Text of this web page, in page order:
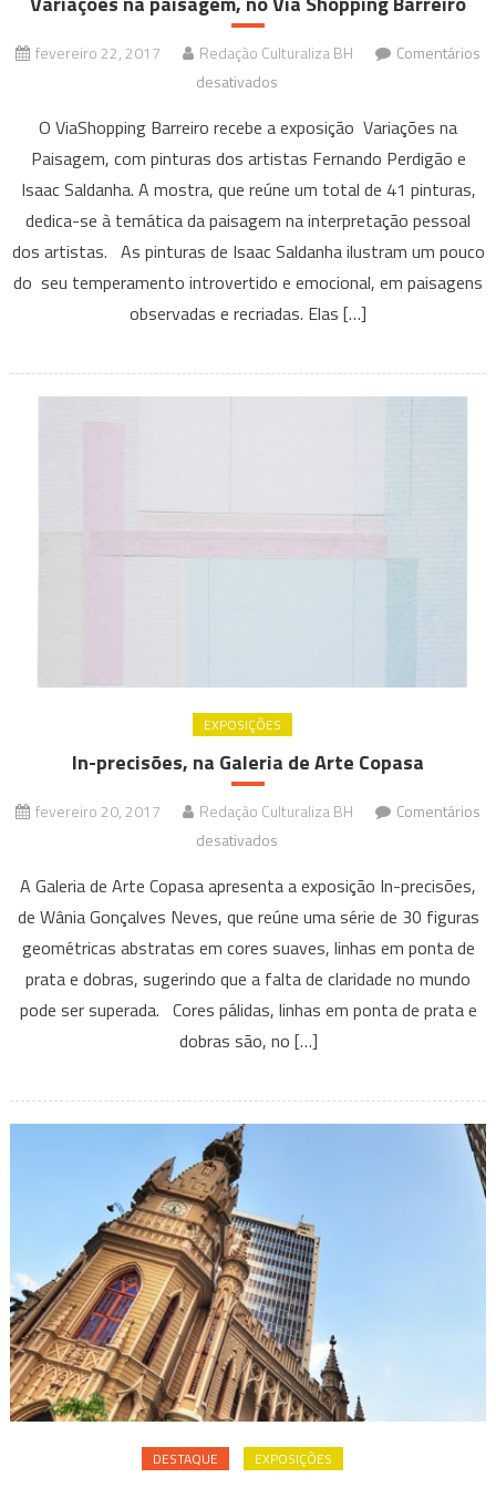
fevereiro 22, 2017 Redação Culturaliza BH
Comentários
desativados
na
paisagem,
no
Via
Shopping
O ViaShopping Barreiro recebe a exposição Variações na
Paisagem, com pinturas dos artistas Fernando Perdigão e
Isaac Saldanha. A mostra, que reúne um total de 41 pinturas,
dedica-se à temática da paisagem na interpretação pessoal
dos artistas. As pinturas de Isaac Saldanha ilustram um pouco
do seu temperamento introvertido e emocional, em paisagens
observadas e recriadas. Elas […]
EXPOSIÇÕES
In-precisões, na Galeria de Arte Copasa
fevereiro 20, 2017 Redação Culturaliza BH
Comentários
desativados
precisões,
na
Galeria
de
Arte
Copasa
A Galeria de Arte Copasa apresenta a exposição In-precisões,
de Wânia Gonçalves Neves, que reúne uma série de 30 figuras
geométricas abstratas em cores suaves, linhas em ponta de
prata e dobras, sugerindo que a falta de claridade no mundo
pode ser superada. Cores pálidas, linhas em ponta de prata e
dobras são, no […]
DESTAQUE EXPOSIÇÕES